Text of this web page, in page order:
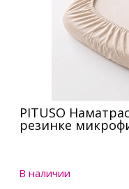
PITUSO
резинке
В наличии